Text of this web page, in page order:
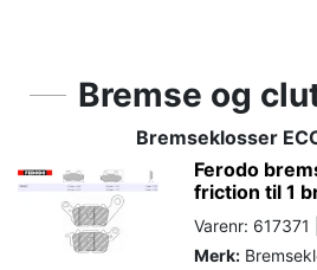
Bremse og
Bremseklosser
Ferodo
friction til 1
Varenr: 617371
Merk: